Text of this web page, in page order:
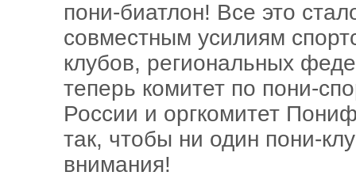
пони-биатлон! Все это
совместным усилиям
клубов, региональных
теперь комитет по пони-
России и оргкомитет
так, чтобы ни один пони-
внимания!